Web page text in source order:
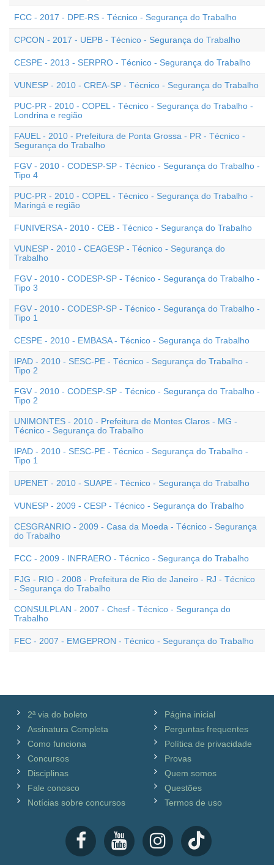
FCC - 2017 - DPE-RS - Técnico - Segurança do Trabalho
CPCON - 2017 - UEPB - Técnico - Segurança do Trabalho
CESPE - 2013 - SERPRO - Técnico - Segurança do Trabalho
VUNESP - 2010 - CREA-SP - Técnico - Segurança do Trabalho
PUC-PR - 2010 - COPEL - Técnico - Segurança do Trabalho -
Londrina e região
FAUEL - 2010 - Prefeitura de Ponta Grossa - PR - Técnico -
Segurança do Trabalho
FGV - 2010 - CODESP-SP - Técnico - Segurança do Trabalho -
Tipo 4
PUC-PR - 2010 - COPEL - Técnico - Segurança do Trabalho -
Maringá e região
FUNIVERSA - 2010 - CEB - Técnico - Segurança do Trabalho
VUNESP - 2010 - CEAGESP - Técnico - Segurança do
Trabalho
FGV - 2010 - CODESP-SP - Técnico - Segurança do Trabalho -
Tipo 3
FGV - 2010 - CODESP-SP - Técnico - Segurança do Trabalho -
Tipo 1
CESPE - 2010 - EMBASA - Técnico - Segurança do Trabalho
IPAD - 2010 - SESC-PE - Técnico - Segurança do Trabalho -
Tipo 2
FGV - 2010 - CODESP-SP - Técnico - Segurança do Trabalho -
Tipo 2
UNIMONTES - 2010 - Prefeitura de Montes Claros - MG -
Técnico - Segurança do Trabalho
IPAD - 2010 - SESC-PE - Técnico - Segurança do Trabalho -
Tipo 1
UPENET - 2010 - SUAPE - Técnico - Segurança do Trabalho
VUNESP - 2009 - CESP - Técnico - Segurança do Trabalho
CESGRANRIO - 2009 - Casa da Moeda - Técnico - Segurança
do Trabalho
FCC - 2009 - INFRAERO - Técnico - Segurança do Trabalho
FJG - RIO - 2008 - Prefeitura de Rio de Janeiro - RJ - Técnico
- Segurança do Trabalho
CONSULPLAN - 2007 - Chesf - Técnico - Segurança do
Trabalho
FEC - 2007 - EMGEPRON - Técnico - Segurança do Trabalho
2ª via do boleto
Assinatura Completa
Como funciona
Concursos
Disciplinas
Fale conosco
Notícias sobre concursos
Página inicial
Perguntas frequentes
Política de privacidade
Provas
Quem somos
Questões
Termos de uso